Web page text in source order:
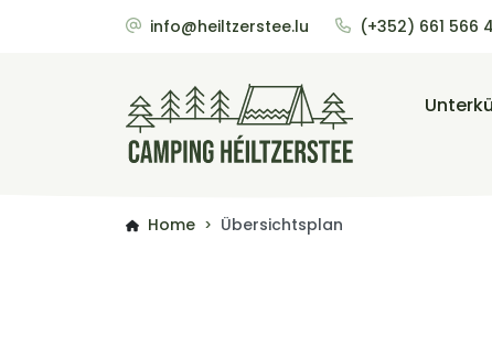
info@heiltzerstee.lu (+352) 661 566
Home > Übersichtsplan